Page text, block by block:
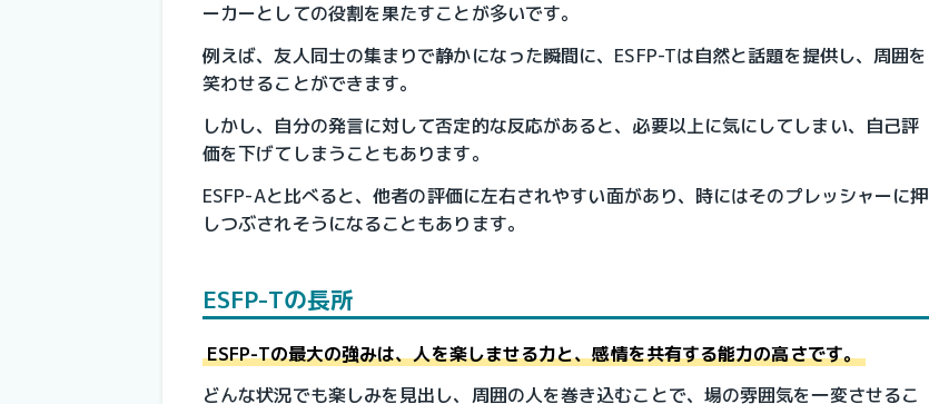
ーカーとしての役割を果たすことが多いです。
例えば、友人同士の集まりで静かになった瞬間に、ESFP-Tは自然と話題を提供し、周囲を
笑わせることができます。
しかし、自分の発言に対して否定的な反応があると、必要以上に気にしてしまい、自己評
価を下げてしまうこともあります。
ESFP-Aと比べると、他者の評価に左右されやすい面があり、時にはそのプレッシャーに押
しつぶされそうになることもあります。
ESFP-Tの長所
ESFP-Tの最大の強みは、人を楽しませる力と、感情を共有する能力の高さです。
どんな状況でも楽しみを見出し、周囲の人を巻き込むことで、場の雰囲気を一変させるこ